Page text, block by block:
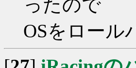
ったので
OSをロール